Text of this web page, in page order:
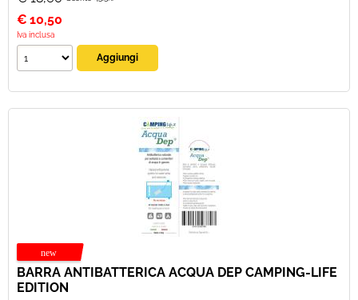
€ 10,50
Iva inclusa
BARRA ANTIBATTERICA ACQUA DEP CAMPING-LIFE
EDITION